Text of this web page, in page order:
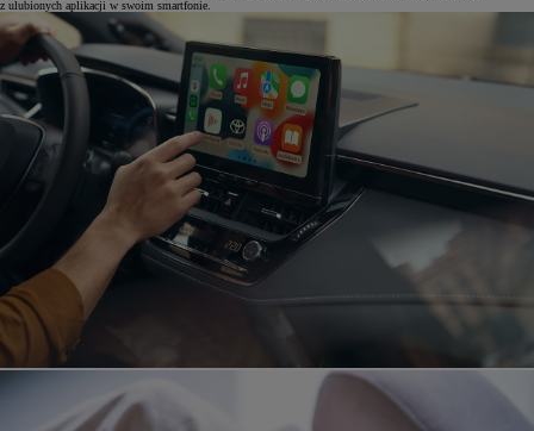
z ulubionych aplikacji w swoim smartfonie.